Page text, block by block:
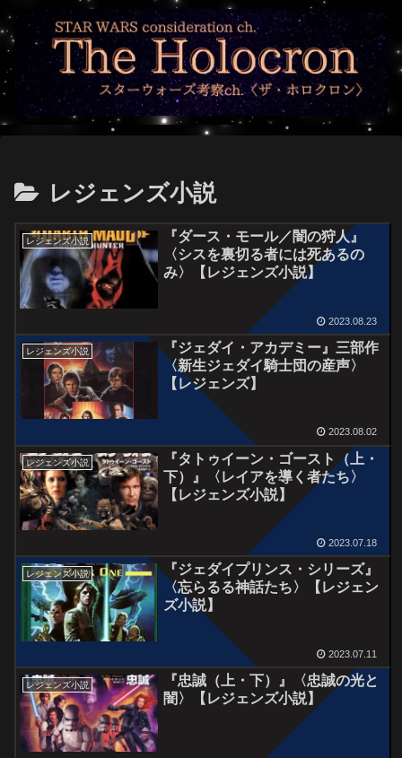
レジェンズ小説
レジェンズ小説
『ダース・モール／闇の狩人』
〈シスを裏切る者には死あるの
み〉【レジェンズ小説】
2023.08.23
レジェンズ小説
『ジェダイ・アカデミー』三部作
〈新生ジェダイ騎士団の産声〉
【レジェンズ】
2023.08.02
レジェンズ小説
『タトゥイーン・ゴースト（上・
下）』〈レイアを導く者たち〉
【レジェンズ小説】
2023.07.18
レジェンズ小説
『ジェダイプリンス・シリーズ』
〈忘らるる神話たち〉【レジェン
ズ小説】
2023.07.11
レジェンズ小説
『忠誠（上・下）』〈忠誠の光と
闇〉【レジェンズ小説】